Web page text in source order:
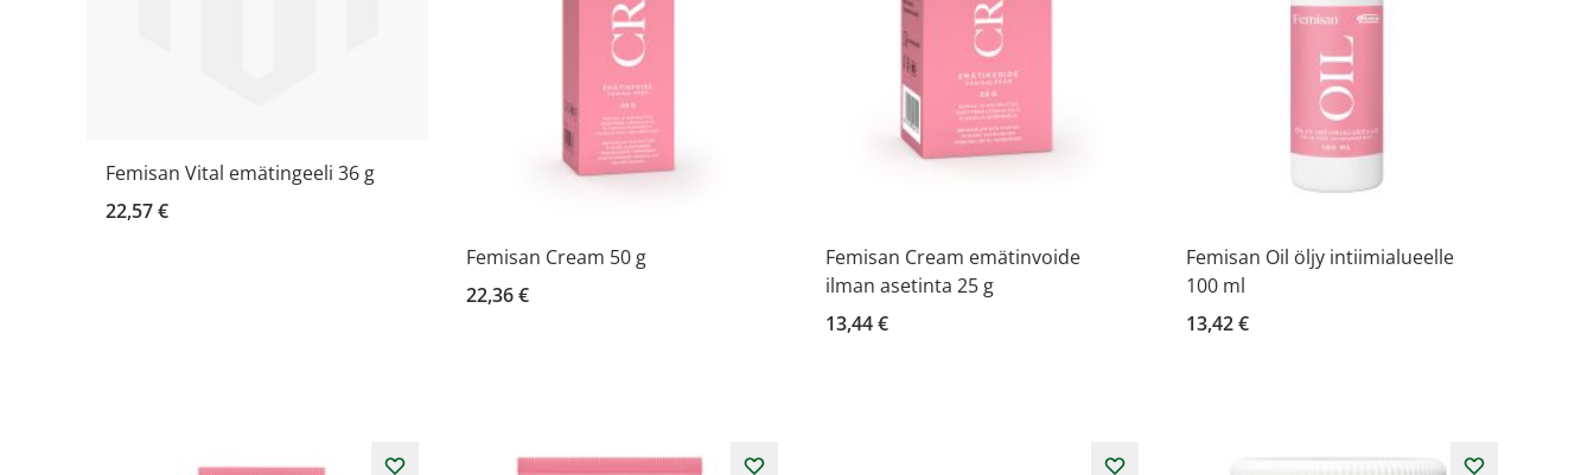
Femisan Vital emätingeeli 36 g
22,57 €
Femisan Cream 50 g
22,36 €
Femisan Cream emätinvoide
ilman asetinta 25 g
13,44 €
Femisan Oil öljy intiimialueelle
100 ml
13,42 €